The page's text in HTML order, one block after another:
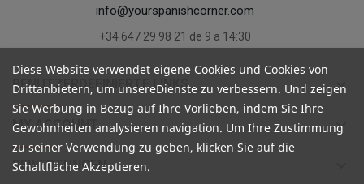
info@yourspanishcorner.com
+34 647 29 98 21 de 9 a 14:30
BENUTZERDEFINIERTE LINKS keyboard_arrow_down
MY ACCOUNT keyboard_arrow_down
BEWERTUNGEN
Diese Website verwendet eigene Cookies und Cookies von
Drittanbietern, um unsereDienste zu verbessern. Und zeigen
Sie Werbung in Bezug auf Ihre Vorlieben, indem Sie Ihre
Gewohnheiten analysieren navigation. Um Ihre Zustimmung
zu seiner Verwendung zu geben, klicken Sie auf die
Schaltfläche Akzeptieren.